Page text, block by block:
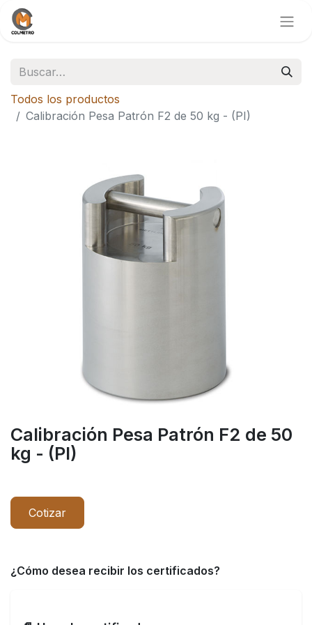
Todos los productos
Calibración Pesa Patrón F2 de 50 kg - (PI)
Calibración Pesa Patrón F2 de 50
kg - (PI)
Cotizar
¿Cómo desea recibir los certificados?